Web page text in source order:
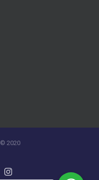
© 2020